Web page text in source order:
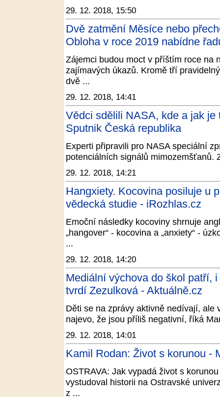
29. 12. 2018, 15:50
Dvě zatmění Měsíce nebo
Obloha v roce 2019 nabídne
Zájemci budou moct v příštím roce na
zajímavých úkazů. Kromě tří
dvě ...
29. 12. 2018, 14:41
Vědci sdělili NASA, kde a jak
Sputnik Česká republika
Experti připravili pro NASA speciální
potenciálních signálů mimozemšťanů.
29. 12. 2018, 14:21
Hangxiety. Kocovina posiluje u
vědecká studie - iRozhlas.cz
Emoční následky kocoviny shrnuje
„hangover“ - kocovina a „anxiety“ -
...
29. 12. 2018, 14:20
Mediální výchova do škol patří,
tvrdí Zezulková - Aktuálně.cz
Děti se na zprávy aktivně nedívají,
najevo, že jsou příliš negativní, říká
29. 12. 2018, 14:01
Kamil Rodan: Život s korunou -
OSTRAVA: Jak vypadá život s
vystudoval historii na Ostravské
z ...